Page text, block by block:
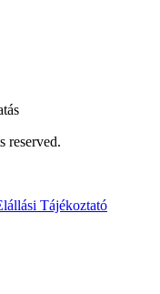
reserved.
Tájékoztató